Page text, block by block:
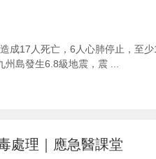
成17人死亡，6人心肺停止，至
島發生6.8級地震，震 ...
處理｜應急醫課堂